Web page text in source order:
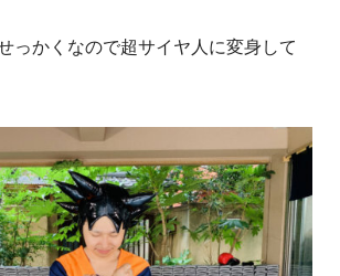
っかくなので超サイヤ人に変身して